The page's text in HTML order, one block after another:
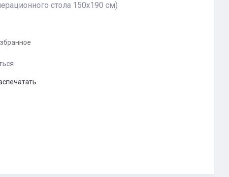
стола 150х190 см)